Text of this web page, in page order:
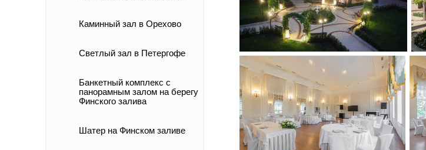
Каминный зал в Орехово
Светлый зал в Петергофе
Банкетный комплекс с
панорамным залом на берегу
Финского залива
Шатер на Финском заливе